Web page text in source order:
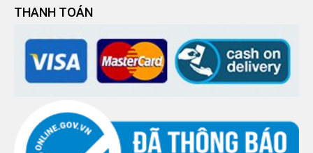
THANH TOÁN